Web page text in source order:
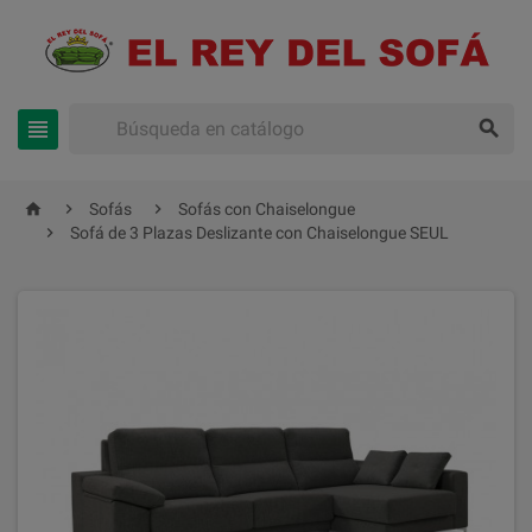
 
  Sofás 
Sofás con Chaiselongue

Sofá de 3 Plazas Deslizante con Chaiselongue SEUL